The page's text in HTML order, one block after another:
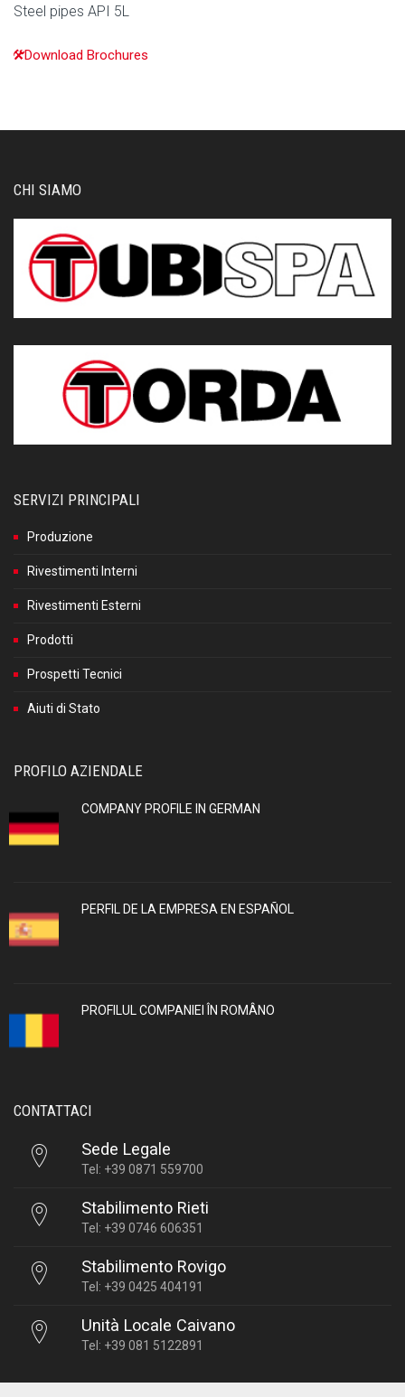
Steel pipes API 5L
Download Brochures
CHI SIAMO
SERVIZI PRINCIPALI
Produzione
Rivestimenti Interni
Rivestimenti Esterni
Prodotti
Prospetti Tecnici
Aiuti di Stato
PROFILO AZIENDALE
COMPANY PROFILE IN GERMAN
PERFIL DE LA EMPRESA EN ESPAÑOL
PROFILUL COMPANIEI ÎN ROMÂNO
CONTATTACI
Sede Legale
Tel: +39 0871 559700
Stabilimento Rieti
Tel: +39 0746 606351
Stabilimento Rovigo
Tel: +39 0425 404191
Unità Locale Caivano
Tel: +39 081 5122891